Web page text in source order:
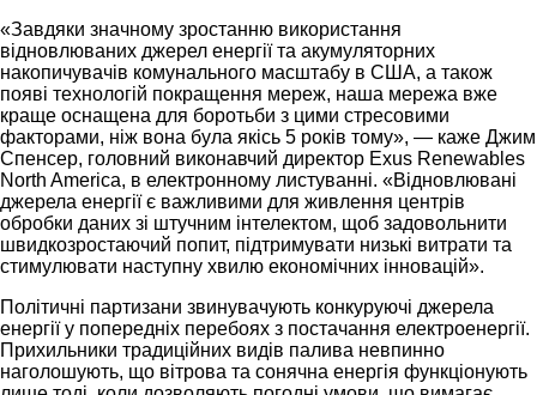
«Завдяки значному зростанню використання
відновлюваних джерел енергії та акумуляторних
накопичувачів комунального масштабу в США, а також
появі технологій покращення мереж, наша мережа вже
краще оснащена для боротьби з цими стресовими
факторами, ніж вона була якісь 5 років тому», — каже Джим
Спенсер, головний виконавчий директор Exus Renewables
North America, в електронному листуванні. «Відновлювані
джерела енергії є важливими для живлення центрів
обробки даних зі штучним інтелектом, щоб задовольнити
швидкозростаючий попит, підтримувати низькі витрати та
стимулювати наступну хвилю економічних інновацій».
Політичні партизани звинувачують конкуруючі джерела
енергії у попередніх перебоях з постачання електроенергії.
Прихильники традиційних видів палива невпинно
наголошують, що вітрова та сонячна енергія функціонують